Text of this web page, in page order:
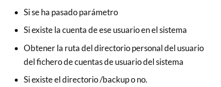
Si se ha pasado parámetro
Si existe la cuenta de ese usuario en el sistema
Obtener la ruta del directorio personal del usuario
del fichero de cuentas de usuario del sistema
Si existe el directorio /backup o no.